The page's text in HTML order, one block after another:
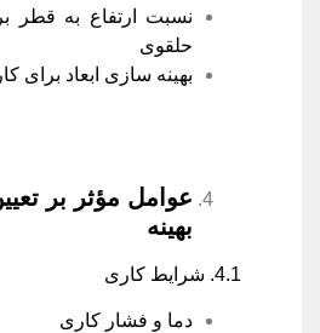
نسبت ارتفاع به قطر
حلقوی
بهینه سازی ابعاد برای
عوامل مؤثر بر
بهینه
4.1. شرایط کاری
دما و فشار کاری